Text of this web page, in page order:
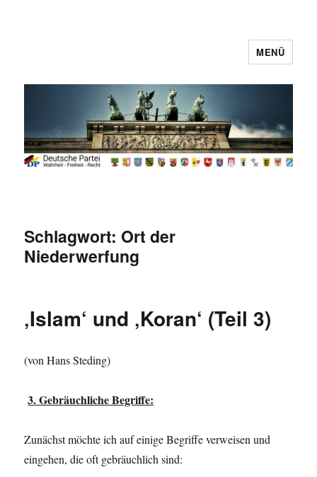
MENÜ
Schlagwort: Ort der
Niederwerfung
‚Islam‘ und ‚Koran‘ (Teil 3)
(von Hans Steding)
3. Gebräuchliche Begriffe:
Zunächst möchte ich auf einige Begriffe verweisen und
eingehen, die oft gebräuchlich sind: